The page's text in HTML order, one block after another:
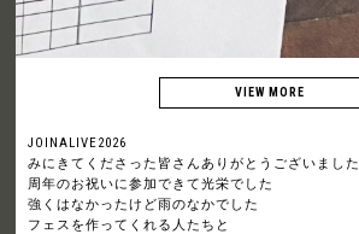
JOINALIVE2026
みにきてくださった皆さんありがとうございました
周年のお祝いに参加できて光栄でした
強くはなかったけど雨のなかでした
フェスを作ってくれる人たちと